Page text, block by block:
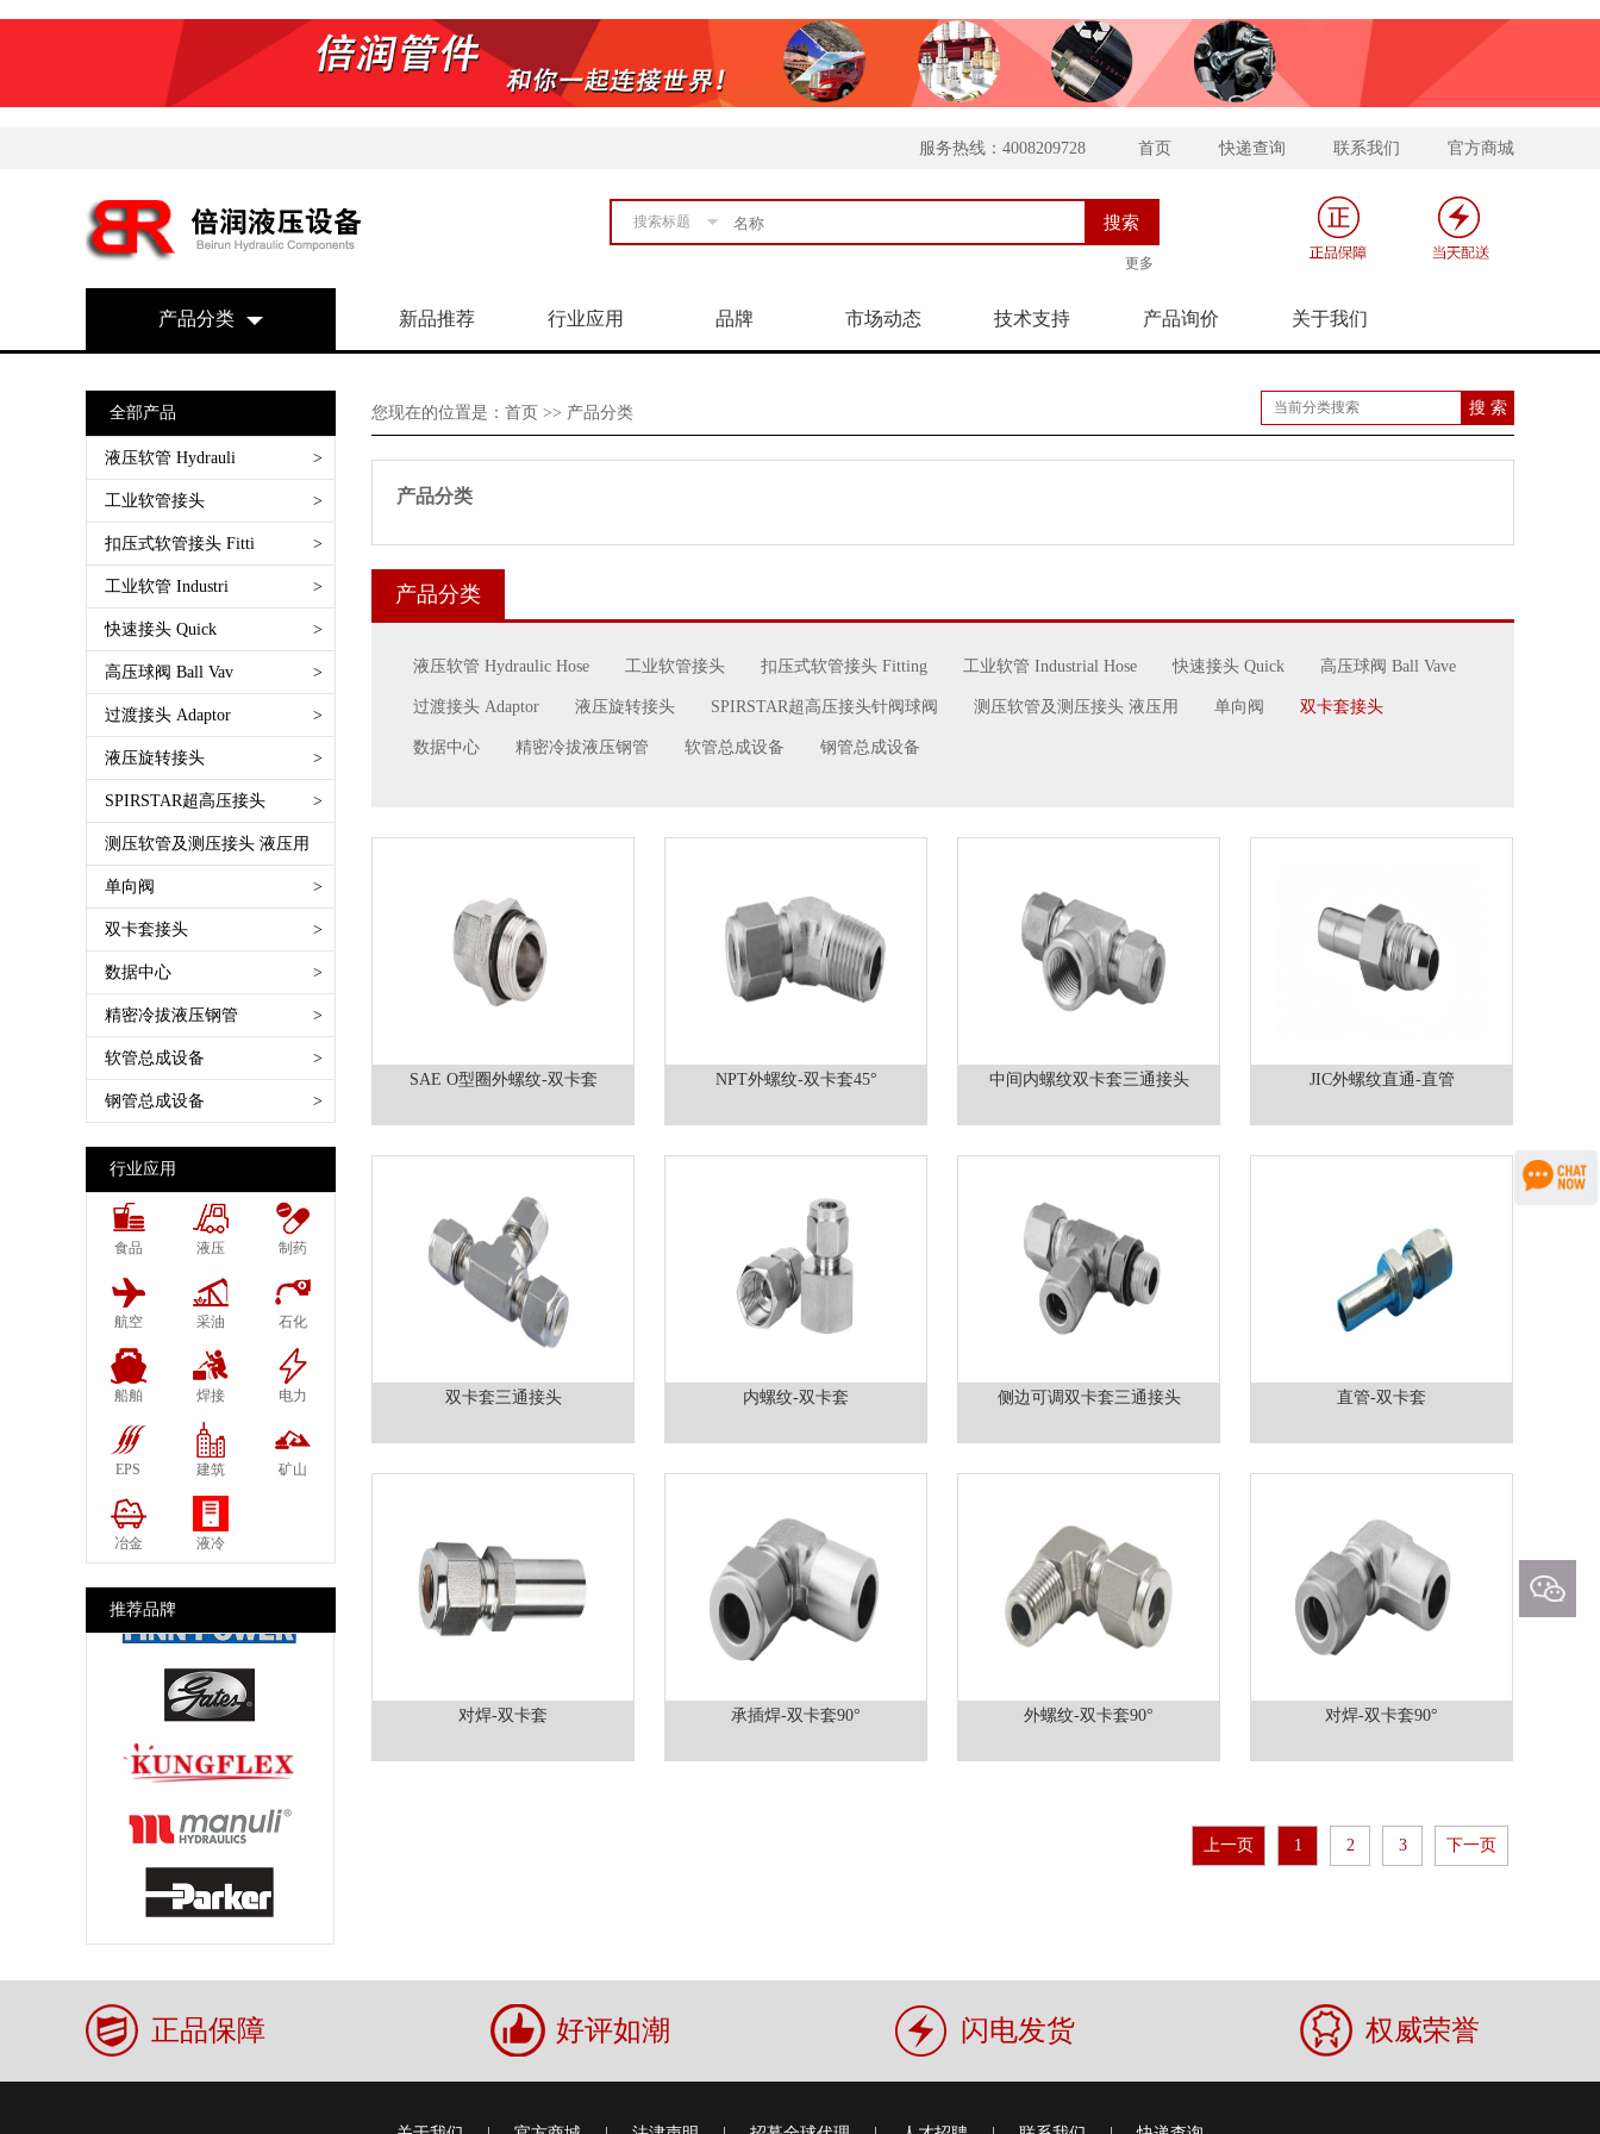
服务热线：4008209728 首页 快递查询 联系我们 官方商城
搜索标题
更多
产品分类 新品推荐 行业应用 品牌 市场动态 技术支持 产品询价 关于我们
全部产品
液压软管 Hydrauli >
SAE 100 R1AT 一层钢丝编织
SAE 100 R2AT 两层钢丝编织
SAE 100 R3 一层纤维编织
SAE 100 R4 耐高温回油软管
SAE 100 R5 线编织外层软管
SAE 100 R6 一层纤维编织软管
SAE 100 R7 树脂管
高压软管油管安全拉网 防脱链 防
崩链
航空液压油管 高压特富龙管
电缆
SAE 100 R8树脂管
SAE 100 R9钢丝缠绕管
SAE 100 R10钢丝缠绕管
SAE 100 R12钢丝缠绕管
SAE 100 R13钢丝缠绕管
SAE 100 R14特氟龙管
SAE 100 R15缠绕管
SAE 100 R17柔软钢丝编织
SAE 100 R18树脂管
SAE 100 R19柔软钢丝编织
EN857 1SC 1层钢丝
EN857 2SC 2层钢丝编织
EN856 4SP 4层缠绕
EN856 4SH 4层缠绕
EN854 1TE纤维
EN854 2TE纤维
EN854 3TE纤维
高温低温软管
千斤顶软管 JACK HOSE
工业软管接头 >
维特利唯特利Victaulic沟槽式接头
快插式免扣压免卡箍 Push lok
TW接头 槽罐车接头EN14420-6
DIN28450
安全管夹EN14420-3 DIN2817
德式接管 EN14420-5 DIN2817
德式法兰 EN14420-4 EN1092-
法式接头 Guillemin EN11420-8/NF
E 29572
复合软管接头Composite Hose
Fittting
快速接头 Camlock EN14420-7
DIN2828
自锁式快速接头Autolock Camlock
德式蒸汽接头管夹 EN14423
DIN2826
美式蒸汽接头 Ground Joint
Couplings
管夹DIN20039
布尔接头 鲍尔接头Perrot
Couplings Bauer
泥浆接头Mortar Couplings
卫生级食品接头 DIN11850 11851
SMS1145
德式花园接头GEKA
法式空气接头 Express Couplings
NF E29573
欧式空气接头 DIN3489 European
美式空气接头 Chicago Air
Couplings
干式快速接头DDC
各国消防接头Fire Fighting Fitting
扣压式软管接头 Fitti >
公制卡套 DIN2353 Metric
双面接芯子Double Connector
英锥管螺纹BSPT
美制锥螺纹NPT
美制SAE螺纹O形圈密封
英管内螺纹平面
公制24度锥 DIN DKOS DKOL
美制37°锥JIC
英制螺纹60°锥BSP 60°Cone
公制平面密封 Metric Flat
公制球面密封Metric Multiseal
公制74° Metric 74° Cone
英制螺纹球面 BSPP Multiseal
美制平面ORFS FLAT
法兰SAE FLANGE Code 61 62
日标英制60°JIS
工业软管 Industri >
输水软管 绝缘软管Water Hose
Nonconductive Hose
空气及多用途软管 Air and multi-
purpose
焊接软管 Welding Hose
食品医药软管 Food Hose
输油软管 Petrol Hose
矿用软管
油田软管 钻探管
高压清洗管 超高压水管
喷涂和呼吸软管 Paint Spray and
Breathing
塑料物料软管 Plastice Hose
船舶软管 Marine Hose
农用软管 Agriculture Hose
蒸汽管石油气软管 Steam Hose
LPG
化学管橡胶物料软管 Acid
空气水油多用途软管
快速接头 Quick >
FASTER速捷快速接头
CEJN希恩
INTEVA因特威 快速接头
RTC快速接头
DNP快速接头
派克快速接头
世伟洛克
高压球阀 Ball Vav >
过渡接头 Adaptor >
公制24度锥 DIN DKOS DKOL
其他公制螺纹接头
英制螺纹60°锥面 BSPP BSPT
美制螺纹JIC NPT ORFS
法兰FLANGE
煤矿用接头
其他接头
液压旋转接头 >
SPIRSTAR超高压接头 >
测压软管及测压接头 液压用
>
单向阀 >
双卡套接头 >
数据中心 >
精密冷拔液压钢管 >
软管总成设备 >
扣压机Crimping Machine
剥胶机Skiving Machine
打码机 套筒打字机
胶管清洗机 Hose Assebly Cleaning
Machine
胶管试压机Pressure Test Machine
钢管总成设备 >
行业应用
食品 液压 制药
航空 采油 石化
船舶 焊接 电力
EPS 建筑 矿山
冶金 液冷
推荐品牌
您现在的位置是： 首页 >> 产品分类
产品分类
产品分类
液压软管 Hydraulic Hose 工业软管接头 扣压式软管接头 Fitting 工业软管 Industrial Hose 快速接头 Quick 高压球阀 Ball Vave
过渡接头 Adaptor 液压旋转接头 SPIRSTAR超高压接头针阀球阀 测压软管及测压接头 液压用 单向阀 双卡套接头
数据中心 精密冷拔液压钢管 软管总成设备 钢管总成设备
SAE O型圈外螺纹-双卡套 NPT外螺纹-双卡套45° 中间内螺纹双卡套三通接头 JIC外螺纹直通-直管
双卡套三通接头 内螺纹-双卡套 侧边可调双卡套三通接头 直管-双卡套
对焊-双卡套 承插焊-双卡套90° 外螺纹-双卡套90° 对焊-双卡套90°
上一页 1 2 3 下一页
正品保障 好评如潮 闪电发货 权威荣誉